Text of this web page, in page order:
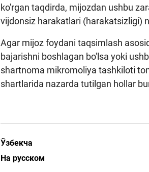
ko'rgan taqdirda, mijozdan ushbu
vijdonsiz harakatlari (harakatsizligi)
Agar mijoz foydani taqsimlash
bajarishni boshlagan bo'lsa yoki
shartnoma mikromoliya tashkiloti
shartlarida nazarda tutilgan hollar
Ўзбекча
На русском